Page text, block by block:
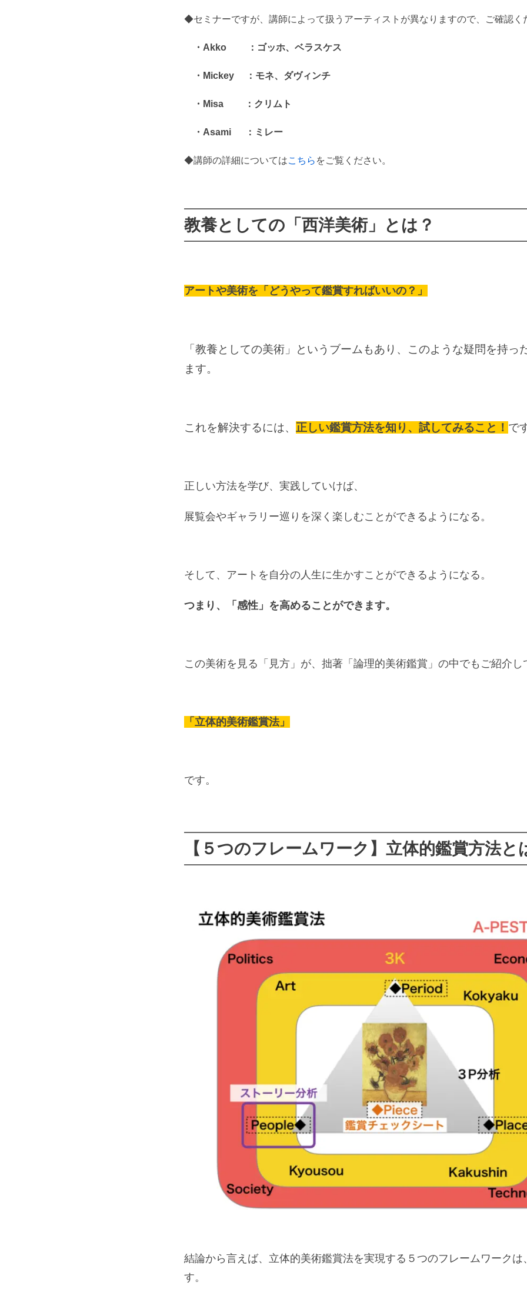
◆セミナーですが、講師によって扱うアーティストが異なりますので、ご確認く
・Akko ：ゴッホ、ベラスケス
・Mickey ：モネ、ダヴィンチ
・Misa ：クリムト
・Asami ：ミレー
◆講師の詳細についてはこちら をご覧ください。
教養としての「西洋美術」とは？
アートや美術を「どうやって鑑賞すればいいの？」
「教養としての美術」というブームもあり、このような疑問を持っ
ます。
これを解決するには、 正しい鑑賞方法を知り、試してみること！ で
正しい方法を学び、実践していけば、
展覧会やギャラリー巡りを深く楽しむことができるようになる。
そして、アートを自分の人生に生かすことができるようになる。
つまり、「感性」を高めることができます。
この美術を見る「見方」が、 拙著「論理的美術鑑賞」 の中でもご紹介し
「立体的美術鑑賞法」
です。
【５つのフレームワーク】立体的鑑賞方法と
結論から言えば、立体的美術鑑賞法を実現する５つのフレームワークは
す。